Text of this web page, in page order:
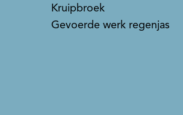
Kruipbroek
Gevoerde werk regenjas